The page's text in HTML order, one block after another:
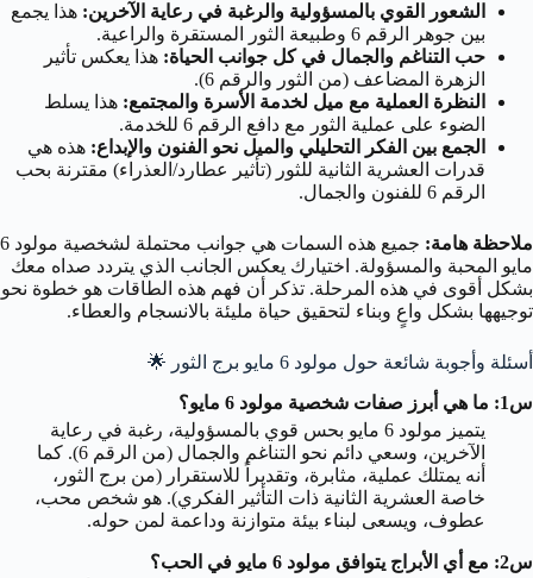
الشعور القوي بالمسؤولية والرغبة في رعاية الآخرين: هذا يجمع
بين جوهر الرقم 6 وطبيعة الثور المستقرة والراعية.
حب التناغم والجمال في كل جوانب الحياة: هذا يعكس تأثير
الزهرة المضاعف (من الثور والرقم 6).
النظرة العملية مع ميل لخدمة الأسرة والمجتمع: هذا يسلط
الضوء على عملية الثور مع دافع الرقم 6 للخدمة.
الجمع بين الفكر التحليلي والميل نحو الفنون والإبداع: هذه هي
قدرات العشرية الثانية للثور (تأثير عطارد/العذراء) مقترنة بحب
الرقم 6 للفنون والجمال.
ملاحظة هامة:
جميع هذه السمات هي جوانب محتملة لشخصية مولود 6
مايو المحبة والمسؤولة. اختيارك يعكس الجانب الذي يتردد صداه معك
بشكل أقوى في هذه المرحلة. تذكر أن فهم هذه الطاقات هو خطوة نحو
توجيهها بشكل واعٍ وبناء لتحقيق حياة مليئة بالانسجام والعطاء.
أسئلة وأجوبة شائعة حول مولود 6 مايو برج الثور 🌟
س1: ما هي أبرز صفات شخصية مولود 6 مايو؟
يتميز مولود 6 مايو بحس قوي بالمسؤولية، رغبة في رعاية
الآخرين، وسعي دائم نحو التناغم والجمال (من الرقم 6). كما
أنه يمتلك عملية، مثابرة، وتقديراً للاستقرار (من برج الثور،
خاصة العشرية الثانية ذات التأثير الفكري). هو شخص محب،
عطوف، ويسعى لبناء بيئة متوازنة وداعمة لمن حوله.
س2: مع أي الأبراج يتوافق مولود 6 مايو في الحب؟